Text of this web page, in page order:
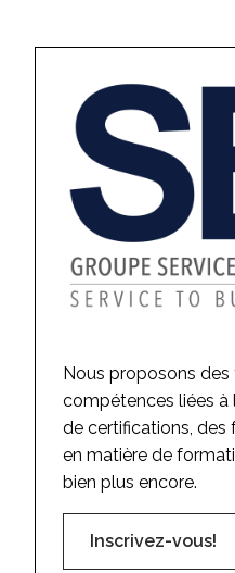
Nous proposons
compétences liées à
de certifications, des
en matière de
bien plus encore.
Inscrivez-vous!